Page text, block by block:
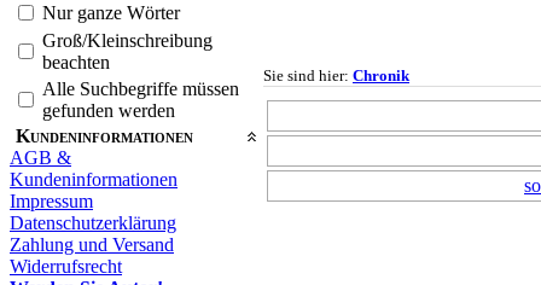
Nur ganze Wörter
Groß/Kleinschreibung
beachten
Alle Suchbegriffe müssen
gefunden werden
Kundeninformationen
AGB &
Kundeninformationen
Impressum
Datenschutzerklärung
Zahlung und Versand
Widerrufsrecht
Sie sind hier: Chronik